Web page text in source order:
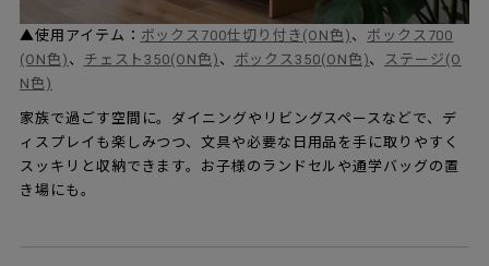
▲使用アイテム： ボックス700仕切り付き(ON色) 、 ボックス700
(ON色) 、 チェスト350(ON色) 、 ボックス350(ON色)、 ステージ(O
N色)
家族で過ごす空間に。ダイニングやリビングスペースなどで、デ
ィスプレイも楽しみつつ、文具や必要な日用品を手に取りやすく
スッキリと収納できます。お子様のランドセルや通学バッグの置
き場にも。